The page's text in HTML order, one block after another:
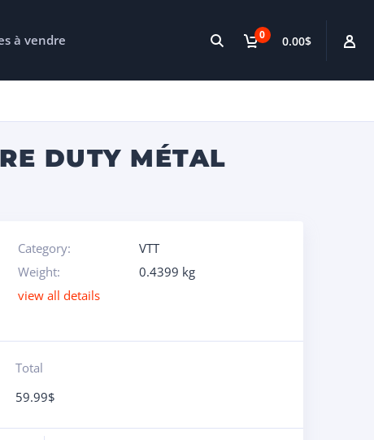
0 0.00$
à vendre
DUTY MÉTAL
Category:
VTT
Weight:
0.4399 kg
view all details
Total
59.99$